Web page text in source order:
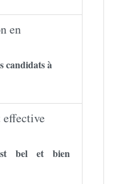
en
candidats à
effective
bel et bien